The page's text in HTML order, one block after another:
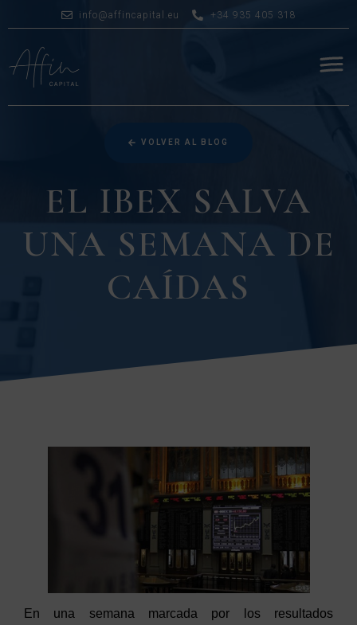
info@affincapital.eu +34 935 405 318
VOLVER AL BLOG
EL IBEX SALVA
UNA SEMANA DE
CAÍDAS
En una semana marcada por los resultados